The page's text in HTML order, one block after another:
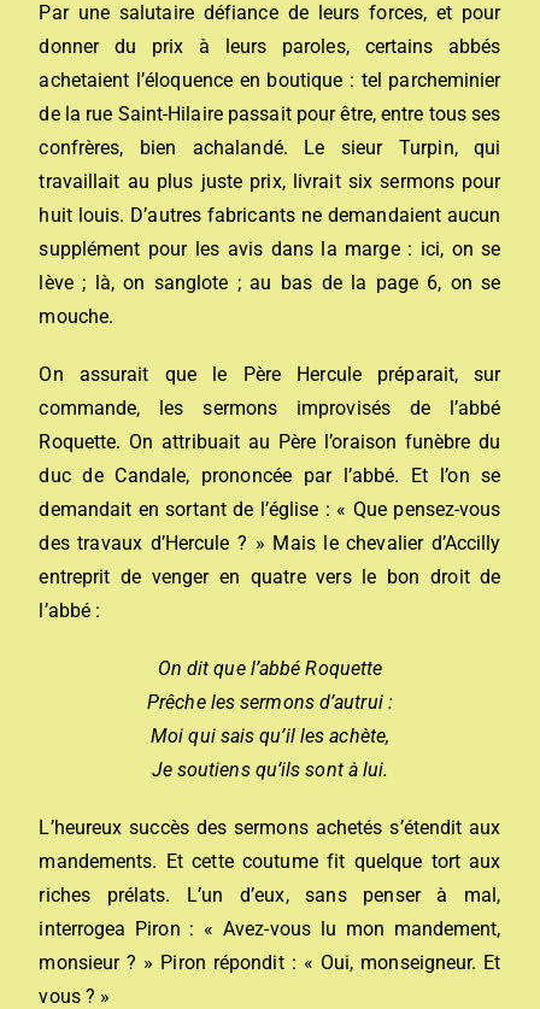
Par une salutaire défiance de leurs forces, et pour
donner du prix à leurs paroles, certains abbés
achetaient l’éloquence en boutique : tel parcheminier
de la rue Saint-Hilaire passait pour être, entre tous ses
confrères, bien achalandé. Le sieur Turpin, qui
travaillait au plus juste prix, livrait six sermons pour
huit louis. D’autres fabricants ne demandaient aucun
supplément pour les avis dans la marge : ici, on se
lève ; là, on sanglote ; au bas de la page 6, on se
mouche.
On assurait que le Père Hercule préparait, sur
commande, les sermons improvisés de l’abbé
Roquette. On attribuait au Père l’oraison funèbre du
duc de Candale, prononcée par l’abbé. Et l’on se
demandait en sortant de l’église : « Que pensez-vous
des travaux d’Hercule ? » Mais le chevalier d’Accilly
entreprit de venger en quatre vers le bon droit de
l’abbé :
On dit que l’abbé Roquette
Prêche les sermons d’autrui :
Moi qui sais qu’il les achète,
Je soutiens qu’ils sont à lui.
L’heureux succès des sermons achetés s’étendit aux
mandements. Et cette coutume fit quelque tort aux
riches prélats. L’un d’eux, sans penser à mal,
interrogea Piron : « Avez-vous lu mon mandement,
monsieur ? » Piron répondit : « Oui, monseigneur. Et
vous ? »